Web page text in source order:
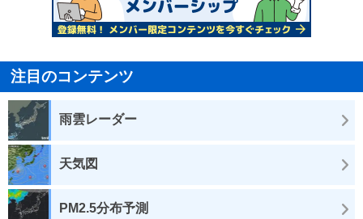
注目のコンテンツ
雨雲レーダー
天気図
PM2.5分布予測